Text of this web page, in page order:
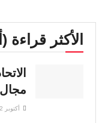
الأكثر
أكتوبر 22, 2024